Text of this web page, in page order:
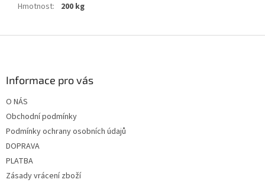
Hmotnost: 200 kg
Informace pro vás
O NÁS
Obchodní podmínky
Podmínky ochrany osobních údajů
DOPRAVA
PLATBA
Zásady vrácení zboží